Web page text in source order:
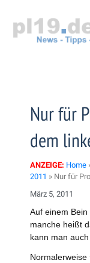
springen
Nur für
dem
ANZEIGE: Home
2011 » Nur für
März 5, 2011
Auf einem
manche heißt
kann man